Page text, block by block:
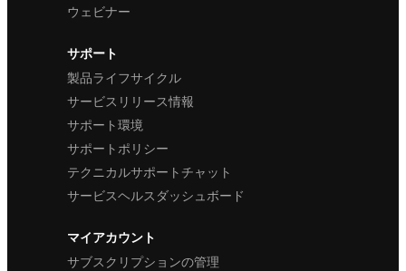
ウェビナー
サポート
製品ライフサイクル
サービスリリース情報
サポート環境
サポートポリシー
テクニカルサポートチャット
サービスヘルスダッシュボード
マイアカウント
サブスクリプションの管理